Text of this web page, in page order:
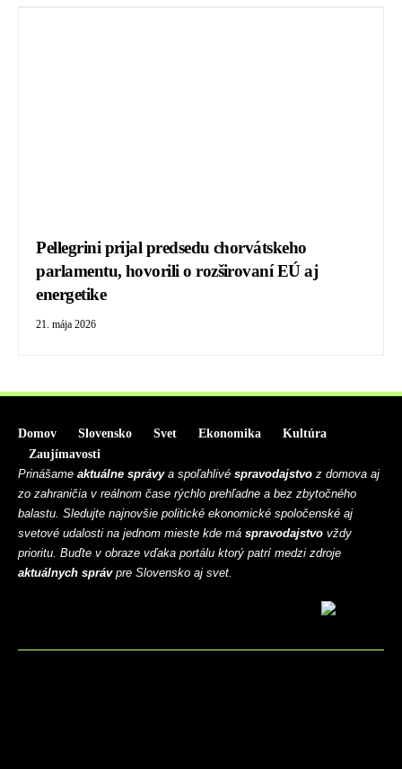
Pellegrini prijal predsedu chorvátskeho
parlamentu, hovorili o rozširovaní EÚ aj
energetike
21. mája 2026
Domov Slovensko Svet Ekonomika
Kultúra
Zaujímavosti
Prinášame aktuálne správya spoľahlivé spravodajstvo z domova aj
zo zahraničia v reálnom čase rýchlo prehľadne a bez zbytočného
balastu. Sledujte najnovšie politické ekonomické spoločenské aj
svetové udalosti na jednom mieste kde má spravodajstvo vždy
prioritu. Buďte v obraze vďaka portálu ktorý patrí medzi zdroje
aktuálnych správpre Slovensko aj svet.